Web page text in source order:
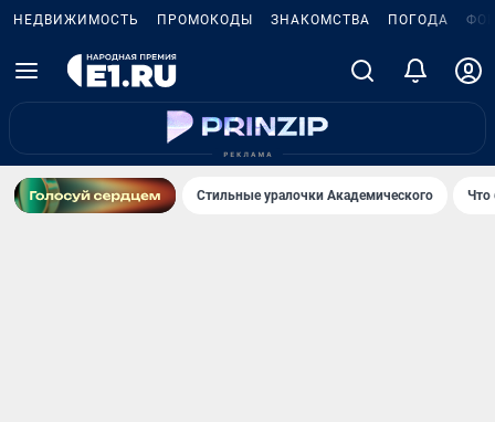
НЕДВИЖИМОСТЬ ПРОМОКОДЫ ЗНАКОМСТВА ПОГОДА
Стильные уралочки Академического Что